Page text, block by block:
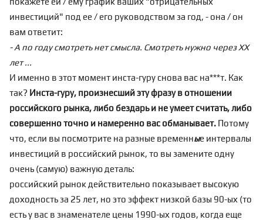
инвестиций" под ее / его руководством за год, - она / он
вам ответит:
- А по году смотреть нет смысла. Смотреть нужно через ХХ
лет ...
И именно в этот момент инста-гуру снова вас на***т. Как
так? Инста-гуру, произнесший эту фразу в отношении
российского рынка, либо бездарь и не умеет считать, либо
совершенно точно и намеренно вас обманывает. Потому
что, если вы посмотрите на разные временные интервалы
инвестиций в российский рынок, то вы замените одну
очень (самую) важную деталь:
российский рынок действительно показывает высокую
доходность за 25 лет, но это эффект низкой базы 90-ых (то
есть у вас в знаменателе цены 1990-ых годов, когда еще